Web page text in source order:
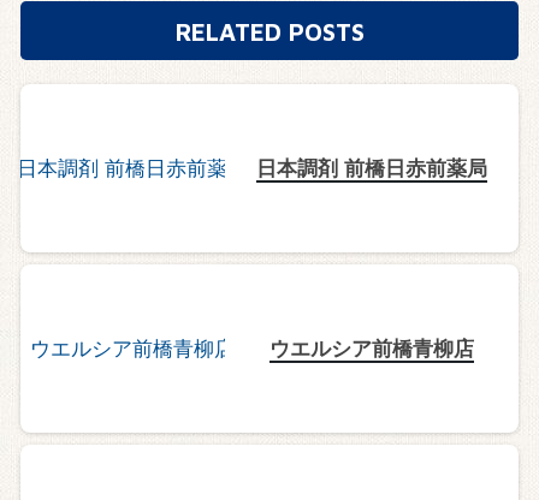
RELATED POSTS
日本調剤 前橋日赤前薬局
ウエルシア前橋青柳店